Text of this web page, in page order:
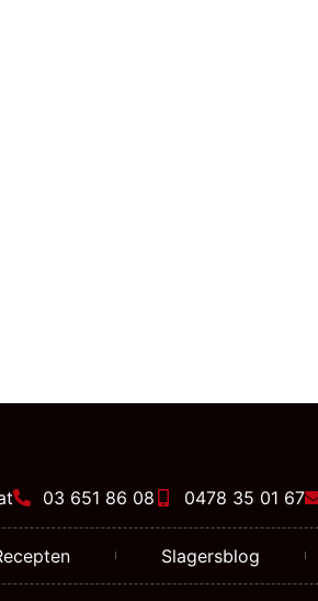
03 651 86 08 0478 35 01 67
Slagersblog